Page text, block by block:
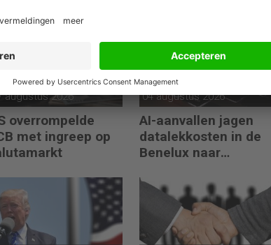
augustus 2026
overrompelde
met ingreep op
04 augustus 2026
AI-aanvallen jagen
datalekkosten in de
Benelux naar